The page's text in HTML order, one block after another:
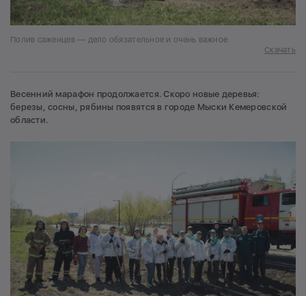
Полив саженцев — дело обязательное и очень важное
Скачать
Весенний марафон продолжается. Скоро новые деревья:
березы, сосны, рябины появятся в городе Мыски Кемеровской
области.